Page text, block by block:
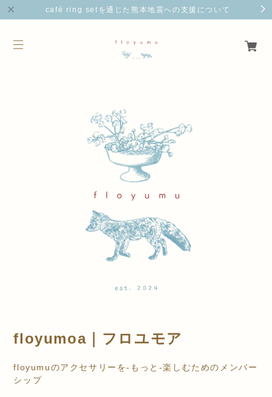
café ring setを通じた熊本地震への支援について
floyumoa｜フロユモア
floyumuのアクセサリーを-もっと-楽しむためのメンバー
シップ